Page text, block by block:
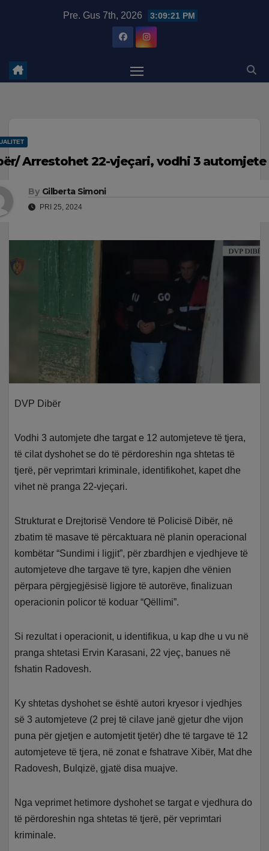
Pre. Gus 7th, 2026 3:09:22 PM
Arrestohet 22-vjeçari, vodhi 3 automjete
By Gilberta Simoni
PRI 25, 2024
DVP Dibër
Vodhi 3 automjete dhe targat e 12 automjeteve të tjera,
të cilat dyshohet se do të përdoreshin nga shtetas të
tjerë, për veprimtari kriminale, identifikohet, kapet dhe
vihet në pranga 22-vjeçari.
Strukturat e Drejtorisë Vendore të Policisë Dibër, në
zbatim të masave të përcaktuara në planin operacional
kombëtar “Sundimi i ligjit”, për zbardhjen e vjedhjeve të
automjeteve dhe targave të tyre, kapjen dhe vënien
përpara përgjegjësisë ligjore të autorëve, finalizuan
operacionin policor të koduar “Qëllimi”.
Si rezultat i operacionit, u identifikua, u kap dhe u vu në
pranga shtetasi Ervin Karasani, 22 vjeç, banues në
fshatin Radovesh.
Ky shtetas dyshohet se është autori kryesor i vjedhjes
së 3 automjeteve (2 prej të cilave janë gjetur dhe vijon
puna për gjetjen e automjetit tjetër) dhe të targave të 12
automjeteve të tjera, në zonat e fshatrave Xibër, Mat dhe
Radovesh, Bulqizë, gjatë disa muajve.
Nga veprimet hetimore dyshohet se targat e vjedhura do
të përdoreshin nga shtetas të tjerë, për veprimtari
kriminale.